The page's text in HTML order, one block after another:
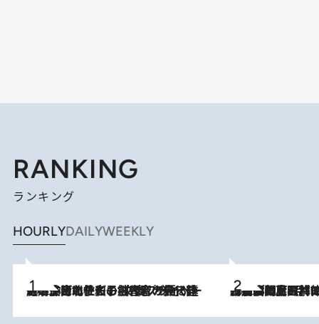
RANKING
ランキング
HOURLYDAILYWEEKLY
2026.8.3
《「文士の子ども被害者の会」発足！》阿川佐和子（72）が語る遠藤周作に北杜夫、劇作家・矢代静一の子どもたちの“文豪プライベート事件簿” 2026.8.8
「最後に見られてよかった」上野動物園の東園パンダ舎が解体前に特別公開。8月16日まで延長されたパネル展と共に辿る“半世紀”のパンダ飼育《解体工事の図面あり》